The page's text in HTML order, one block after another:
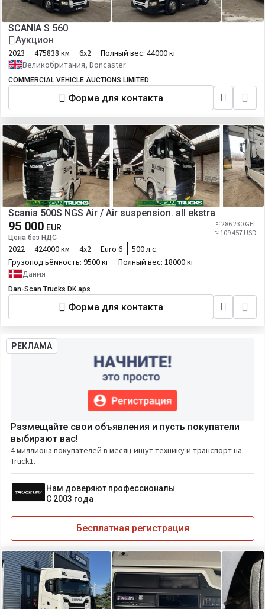
SCANIA S 560
Аукцион
2023 475838 км 6х2 Полный вес: 44000 кг
Великобритания, Doncaster
COMMERCIAL VEHICLE AUCTIONS LIMITED
Форма для контакта
Scania 500S NGS Air / Air suspension. all ekstra
95 000 EUR
Цена без НДС
≈ 286 230 GEL
≈ 109 457 USD
2022 424000 км 4х2 Euro 6
500 л.с.
Грузоподъёмность: 9500 кг Полный вес: 18000 кг
Дания
Dan-Scan Trucks DK aps
Форма для контакта
РЕКЛАМА
Размещайте свои объявления и пусть покупатели
выбирают вас!
4 миллиона покупателей в месяц ищут технику и транспорт на
Truck1.
Нам доверяют профессионалы
С 2003 года
Бесплатная регистрация